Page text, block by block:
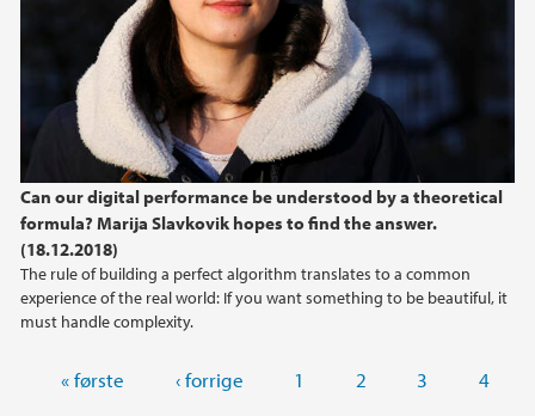
Can our digital performance be understood by a theoretical
formula? Marija Slavkovik hopes to find the answer.
(18.12.2018)
The rule of building a perfect algorithm translates to a common
experience of the real world: If you want something to be beautiful, it
must handle complexity.
Sider« første ‹ forrige 1 2 3 4